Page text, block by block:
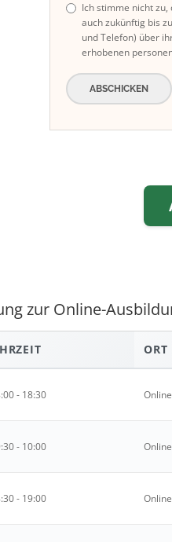
Ich stimme nicht
auch zukünftig bis
und Telefon) über
erhobenen
ABSCHICKEN
zur Online-
ORT
- 18:30 Online
- 10:00 Online
- 19:00 Online